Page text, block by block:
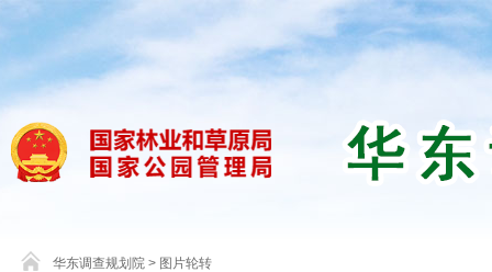
华东调查规划院 > 图片轮转